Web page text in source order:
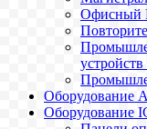
Офисный
Оборудование
Оборудование